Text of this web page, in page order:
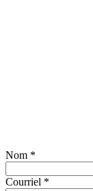
Nom *
Courriel *